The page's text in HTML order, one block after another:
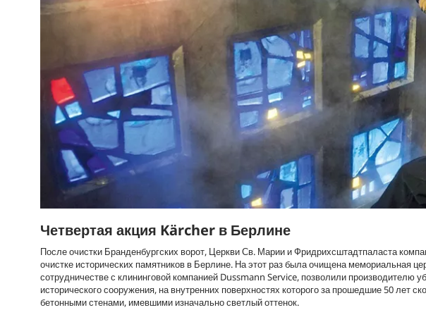
Четвертая акция Kärcher в Берлине
После очистки Бранденбургских ворот, Церкви Св. Марии и Фридрихсштадтпаласта
очистке исторических памятников в Берлине. На этот раз была очищена мемориальная
сотрудничестве с клининговой компанией Dussmann Service, позволили производителю
исторического сооружения, на внутренних поверхностях которого за прошедшие 50 лет
бетонными стенами, имевшими изначально светлый оттенок.